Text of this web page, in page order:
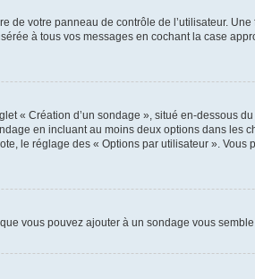
de votre panneau de contrôle de l’utilisateur.
à tous vos messages en cochant la case
« Création d’un sondage », situé en-dessous
en incluant au moins deux options dans
le réglage des « Options par utilisateur ».
vous pouvez ajouter à un sondage vous